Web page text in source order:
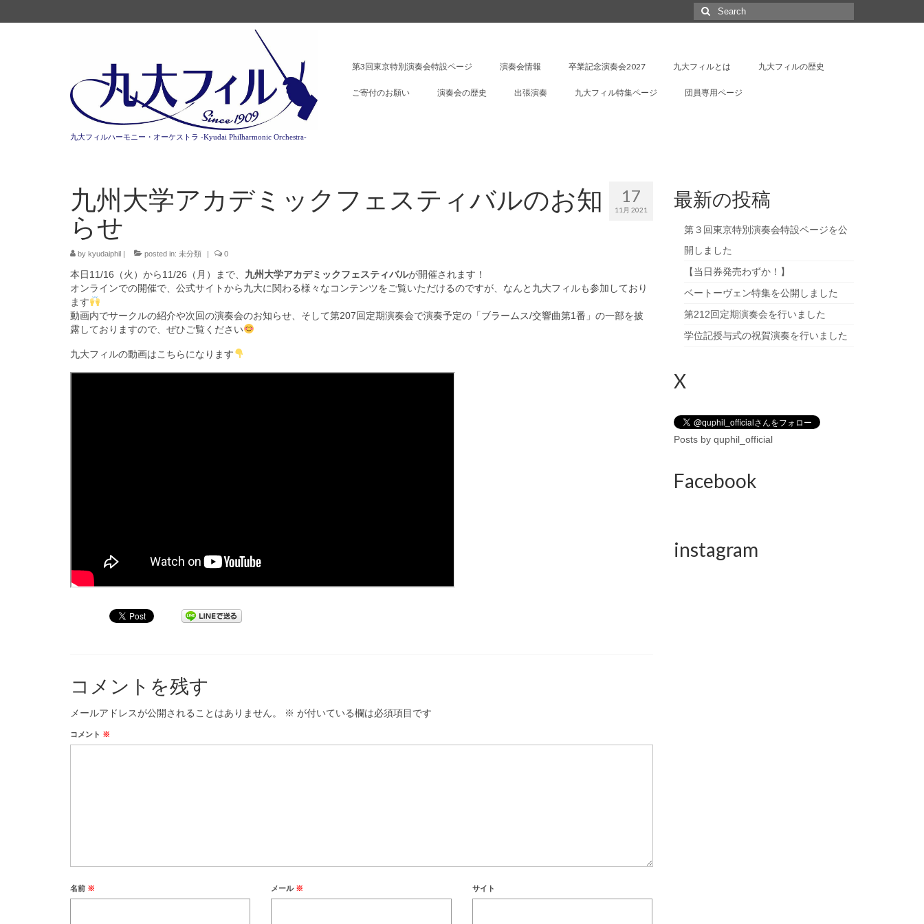
Search
for:
九大フィルハーモニー・オーケストラ -Kyudai Philharmonic Orchestra-
第3回東京特別演奏会特設ページ 演奏会情報 卒業記念演奏会2027 九大フィルとは 九大フィルの歴史
ご寄付のお願い 演奏会の歴史 出張演奏 九大フィル特集ページ 団員専用ページ
17
11月 2021
九州大学アカデミックフェスティバルのお知
らせ
by kyudaiphil | posted in: 未分類 | 0
本日11/16（火）から11/26（月）まで、 九州大学アカデミックフェスティバルが開催されます！
オンラインでの開催で、公式サイトから九大に関わる様々なコンテンツをご覧いただけるのですが、なんと九大フィルも参加しており
ます
動画内でサークルの紹介や次回の演奏会のお知らせ、そして第207回定期演奏会で演奏予定の「ブラームス/交響曲第1番」の一部を披
露しておりますので、ぜひご覧ください
九大フィルの動画はこちらになります
コメントを残す
メールアドレスが公開されることはありません。 ※ が付いている欄は必須項目です
コメント ※
名前 ※ メール ※ サイト
最新の投稿
第３回東京特別演奏会特設ページを公
開しました
【当日券発売わずか！】
ベートーヴェン特集を公開しました
第212回定期演奏会を行いました
学位記授与式の祝賀演奏を行いました
X
Posts by quphil_official
Facebook
instagram